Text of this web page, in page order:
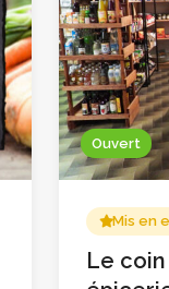
Ouvert
Mis en
Le